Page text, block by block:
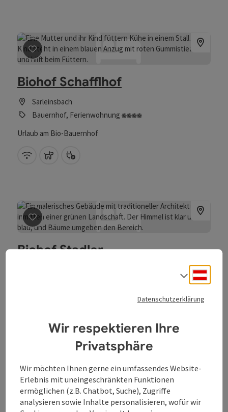
Beitrag merken: Biohof Schafflhof
Biohof Schafflhof
Sarleinsbach
Bauernhof, Ferienwohnung
4 Blumen
Urlaub am Bio-Bauernhof
W-Lan (kostenlos)
Haustiere erlaubt
Beitrag merken: Biohof Stadler
Biohof Stadler
Urlaub am Baby- und Kinderbiohof Stadler: Kommt und helft
Katzen streicheln. Es warten auch viele Spielkameraden auf
W-Lan (kostenlos)
Haustiere erlaubt
Datenschutzerklärung
Wir respektieren Ihre
Privatsphäre
Wir möchten Ihnen gerne ein umfassendes Website-
Erlebnis mit uneingeschränkten Funktionen
ermöglichen (z.B. Chatbot, Suche), Zugriffe
analysieren sowie Inhalte personalisieren, wofür wir